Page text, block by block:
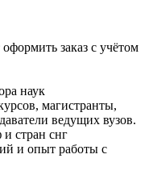
заказ с учётом
наук
магистранты,
ведущих вузов.
стран снг
и опыт работы с